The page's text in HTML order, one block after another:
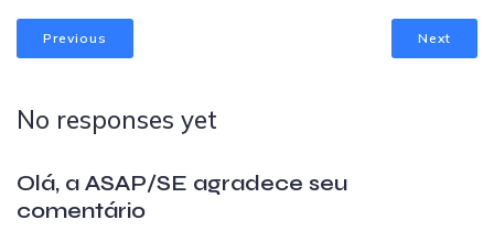
Previous Next
No responses yet
Olá, a ASAP/SE agradece seu
comentário